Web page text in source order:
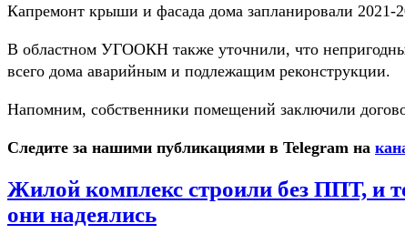
Капремонт крыши и фасада дома запланировали
В областном УГООКН также уточнили, что
всего дома аварийным и подлежащим реконструкции.
Напомним, собственники помещений заключили
Следите за нашими публикациями в Telegram на
Жилой комплекс строили без ППТ, и
они надеялись